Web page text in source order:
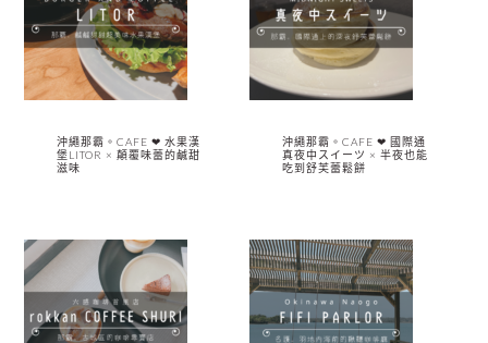
沖繩那霸。CAFE ❤︎ 水果漢
堡LITOR × 顛覆味蕾的鹹甜
滋味
沖繩那霸。CAFE ❤︎ 國際通
真夜中スイーツ × 半夜也能
吃到舒芙蕾鬆餅